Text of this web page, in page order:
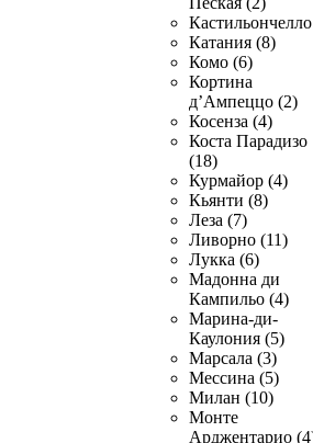
Катания (8)
Комо (6)
Кортина
д’Ампеццо (2)
Косенза (4)
Коста Парадизо
(18)
Курмайор (4)
Кьянти (8)
Леза (7)
Ливорно (11)
Лукка (6)
Мадонна ди
Кампильо (4)
Марина-ди-
Каулония (5)
Марсала (3)
Мессина (5)
Милан (10)
Монте
Арджентарио